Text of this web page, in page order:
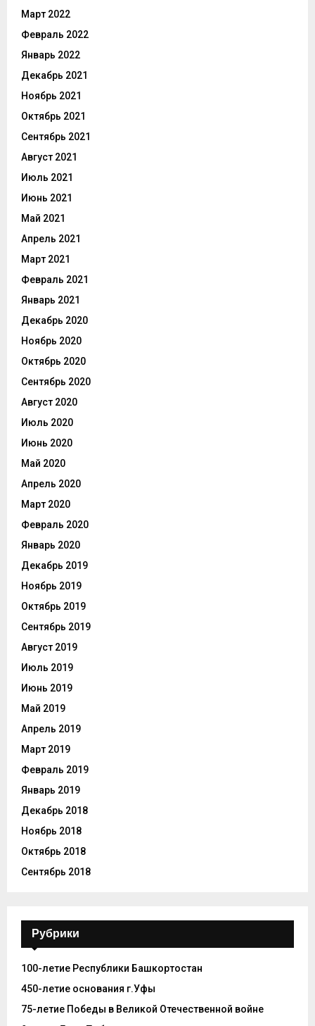
Март 2022
Февраль 2022
Январь 2022
Декабрь 2021
Ноябрь 2021
Октябрь 2021
Сентябрь 2021
Август 2021
Июль 2021
Июнь 2021
Май 2021
Апрель 2021
Март 2021
Февраль 2021
Январь 2021
Декабрь 2020
Ноябрь 2020
Октябрь 2020
Сентябрь 2020
Август 2020
Июль 2020
Июнь 2020
Май 2020
Апрель 2020
Март 2020
Февраль 2020
Январь 2020
Декабрь 2019
Ноябрь 2019
Октябрь 2019
Сентябрь 2019
Август 2019
Июль 2019
Июнь 2019
Май 2019
Апрель 2019
Март 2019
Февраль 2019
Январь 2019
Декабрь 2018
Ноябрь 2018
Октябрь 2018
Сентябрь 2018
Рубрики
100-летие Республики Башкортостан
450-летие основания г.Уфы
75-летие Победы в Великой Отечественной войне